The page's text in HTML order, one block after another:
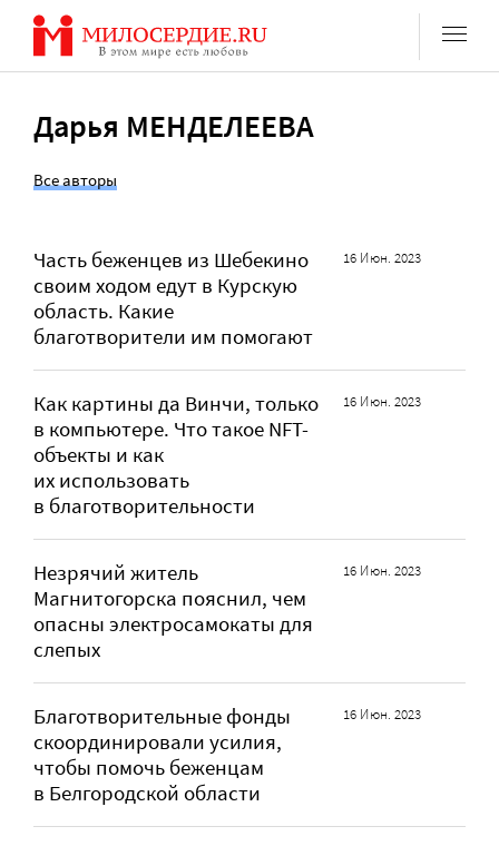
Перейти
содержанию
Дарья МЕНДЕЛЕЕВА
Все авторы
Часть беженцев из Шебекино
своим ходом едут в Курскую
область. Какие
благотворители им помогают
16 Июн. 2023
Как картины да Винчи, только
в компьютере. Что такое NFT-
объекты и как
их использовать
в благотворительности
16 Июн. 2023
Незрячий житель
Магнитогорска пояснил, чем
опасны электросамокаты для
слепых
16 Июн. 2023
Благотворительные фонды
скоординировали усилия,
чтобы помочь беженцам
в Белгородской области
16 Июн. 2023